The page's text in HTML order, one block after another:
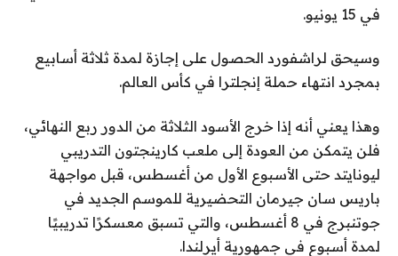
في 15 يونيو.
وسيحق لراشفورد الحصول على إجازة لمدة ثلاثة أسابيع
بمجرد انتهاء حملة إنجلترا في كأس العالم.
وهذا يعني أنه إذا خرج الأسود الثلاثة من الدور ربع النهائي،
فلن يتمكن من العودة إلى ملعب كارينجتون التدريبي
ليونايتد حتى الأسبوع الأول من أغسطس، قبل مواجهة
باريس سان جيرمان التحضيرية للموسم الجديد في
جوتنبرج في 8 أغسطس، والتي تسبق معسكرًا تدريبيًا
لمدة أسبوع في جمهورية أيرلندا.